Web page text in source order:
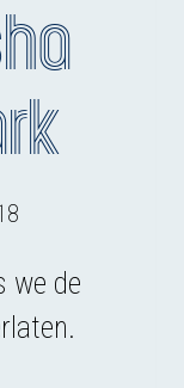
we de